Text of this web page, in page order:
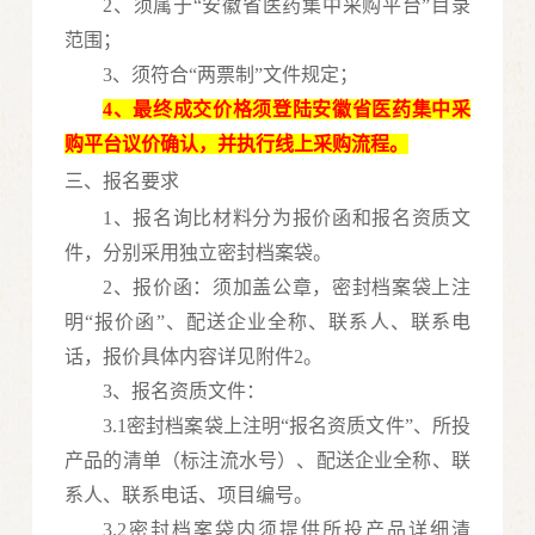
2、须属于“安徽省医药集中采购平台”目录
范围；
3、须符合“两票制”文件规定；
4、最终成交价格须登陆安徽省医药集中采
购平台议价确认，并执行线上采购流程。
三、报名要求
1、报名询比材料分为报价函和报名资质文
件，分别采用独立密封档案袋。
2、报价函：须加盖公章，密封档案袋上注
明“报价函”、配送企业全称、联系人、联系电
话，报价具体内容详见附件2。
3、报名资质文件：
3.1密封档案袋上注明“报名资质文件”、所投
产品的清单（标注流水号）、配送企业全称、联
系人、联系电话、项目编号。
3.2密封档案袋内须提供所投产品详细清